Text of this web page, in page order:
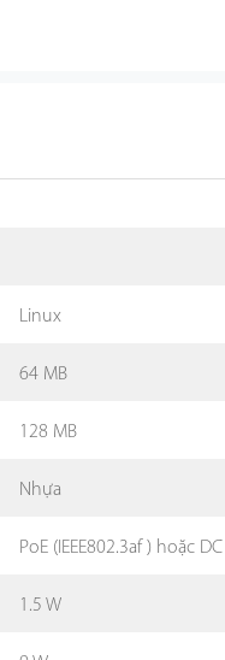
Linux
64 MB
128 MB
Nhựa
PoE (IEEE802.3af ) hoặc
1.5 W